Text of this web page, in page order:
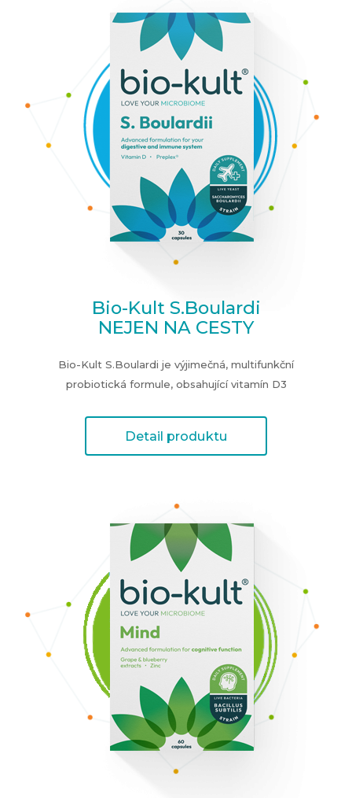
Bio-Kult S.Boulardi
NEJEN NA CESTY
Bio-Kult S.Boulardi je výjimečná, multifunkční
probiotická formule, obsahující vitamín D3
Detail produktu